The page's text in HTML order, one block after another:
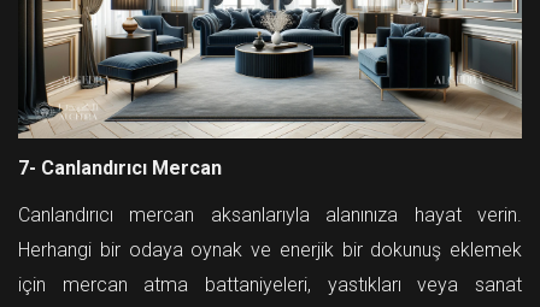
7- Canlandırıcı Mercan
Canlandırıcı mercan aksanlarıyla alanınıza hayat verin.
Herhangi bir odaya oynak ve enerjik bir dokunuş eklemek
için mercan atma battaniyeleri, yastıkları veya sanat